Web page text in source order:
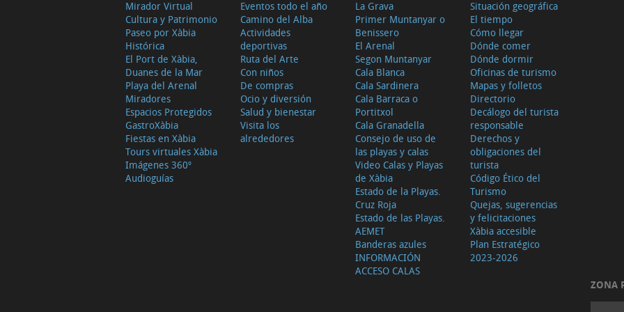
Mirador Virtual
Cultura y Patrimonio
Paseo por Xàbia
Histórica
El Port de Xàbia,
Duanes de la Mar
Playa del Arenal
Miradores
Espacios Protegidos
GastroXàbia
Fiestas en Xàbia
Tours virtuales Xàbia
Imágenes 360º
Audioguías
Eventos todo el año
Camino del Alba
Actividades
deportivas
Ruta del Arte
Con niños
De compras
Ocio y diversión
Salud y bienestar
Visita los
alrededores
La Grava
Primer Muntanyar o
Benissero
El Arenal
Segon Muntanyar
Cala Blanca
Cala Sardinera
Cala Barraca o
Portitxol
Cala Granadella
Consejo de uso de
las playas y calas
Video Calas y Playas
de Xàbia
Estado de la Playas.
Cruz Roja
Estado de las Playas.
AEMET
Banderas azules
INFORMACIÓN
ACCESO CALAS
Situación geográfica
El tiempo
Cómo llegar
Dónde comer
Dónde dormir
Oficinas de turismo
Mapas y folletos
Directorio
Decálogo del turista
responsable
Derechos y
obligaciones del
turista
Código Ético del
Turismo
Quejas, sugerencias
y felicitaciones
Xàbia accesible
Plan Estratégico
2023-2026
ZONA